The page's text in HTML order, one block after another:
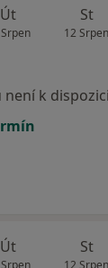
Út St
12 Srpen
k dispozici
Út St
12 Srpen